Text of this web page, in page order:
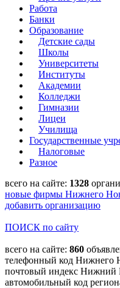
Работа
Банки
Образование
Детские сады
Школы
Университеты
Институты
Академии
Колледжи
Гимназии
Лицеи
Училища
Государственные
Налоговые
Разное
всего на сайте: 1328
новые фирмы Нижнего
добавить организацию
ПОИСК по сайту
всего на сайте: 860
телефонный код Нижнего
почтовый индекс Нижний
автомобильный код